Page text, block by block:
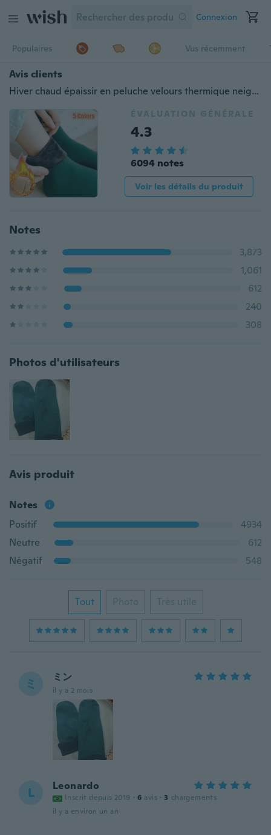
Connexion
Populaires Vus récemment
Avis clients
Hiver chaud épaissir en peluche velours thermique neige chaussettes chaussette de sol sans couture pour les femmes 1 paire
ÉVALUATION GÉNÉRALE
4.3
6094 notes
Voir les détails du produit
Notes
3,873
1,061
612
240
308
Photos d'utilisateurs
Avis produit
Notes
Positif
4934
Neutre
612
Négatif
548
Tout Photo Très utile
ミ ミン
il y a 2 mois
L Leonardo
Inscrit depuis 2019 · 6 avis · 3 chargements
il y a environ un an